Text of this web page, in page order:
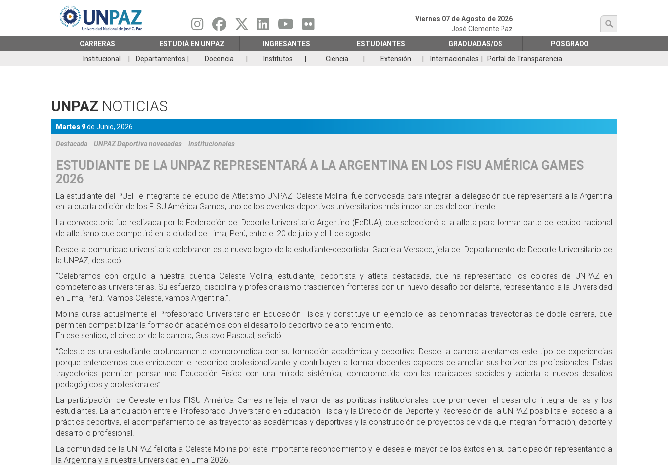
principal
búsqueda
Viernes 07 de Agosto de 2026
José Clemente Paz
CARRERAS
ESTUDIÁ EN UNPAZ INGRESANTES ESTUDIANTES GRADUADAS/OS
POSGRADO
Institucional
Departamentos Docencia Institutos Ciencia Extensión Internacionales Portal de Transparencia
UNPAZ NOTICIAS
Martes 9de Junio, 2026
Destacada UNPAZ Deportiva novedades Institucionales
ESTUDIANTE DE LA UNPAZ REPRESENTARÁ A LA ARGENTINA EN LOS FISU AMÉRICA GAMES
2026
La estudiante del PUEF e integrante del equipo de Atletismo UNPAZ, Celeste Molina, fue convocada para integrar la delegación que representará a la Argentina
en la cuarta edición de los FISU América Games, uno de los eventos deportivos universitarios más importantes del continente.
La convocatoria fue realizada por la Federación del Deporte Universitario Argentino (FeDUA), que seleccionó a la atleta para formar parte del equipo nacional
de atletismo que competirá en la ciudad de Lima, Perú, entre el 20 de julio y el 1 de agosto.
Desde la comunidad universitaria celebraron este nuevo logro de la estudiante-deportista. Gabriela Versace, jefa del Departamento de Deporte Universitario de
la UNPAZ, destacó:
“Celebramos con orgullo a nuestra querida Celeste Molina, estudiante, deportista y atleta destacada, que ha representado los colores de UNPAZ en
competencias universitarias. Su esfuerzo, disciplina y profesionalismo trascienden fronteras con un nuevo desafío por delante, representando a la Universidad
en Lima, Perú. ¡Vamos Celeste, vamos Argentina!”.
Molina cursa actualmente el Profesorado Universitario en Educación Física y constituye un ejemplo de las denominadas trayectorias de doble carrera, que
permiten compatibilizar la formación académica con el desarrollo deportivo de alto rendimiento.
En ese sentido, el director de la carrera, Gustavo Pascual, señaló:
“Celeste es una estudiante profundamente comprometida con su formación académica y deportiva. Desde la carrera alentamos este tipo de experiencias
porque entendemos que enriquecen el recorrido profesionalizante y contribuyen a formar docentes capaces de ampliar sus horizontes profesionales. Estas
trayectorias permiten pensar una Educación Física con una mirada sistémica, comprometida con las realidades sociales y abierta a nuevos desafíos
pedagógicos y profesionales”.
La participación de Celeste en los FISU América Games refleja el valor de las políticas institucionales que promueven el desarrollo integral de las y los
estudiantes. La articulación entre el Profesorado Universitario en Educación Física y la Dirección de Deporte y Recreación de la UNPAZ posibilita el acceso a la
práctica deportiva, el acompañamiento de las trayectorias académicas y deportivas y la construcción de proyectos de vida que integran formación, deporte y
desarrollo profesional.
La comunidad de la UNPAZ felicita a Celeste Molina por este importante reconocimiento y le desea el mayor de los éxitos en su participación representando a
la Argentina y a nuestra Universidad en Lima 2026.